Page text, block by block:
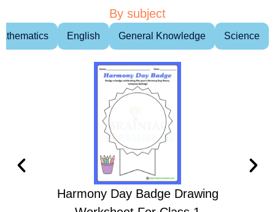
By subject
English General Knowledge Science
Harmony Day Badge Drawing